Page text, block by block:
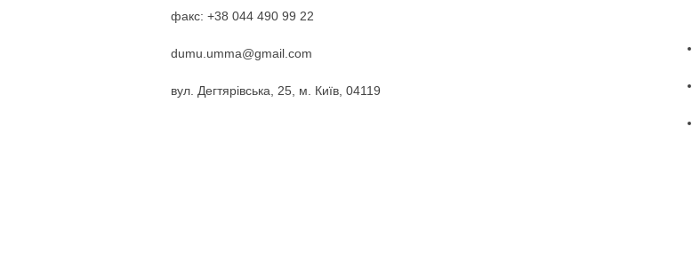
факс: +38 044 490 99 22
dumu.umma@gmail.com
вул. Дегтярівська, 25, м. Київ, 04119